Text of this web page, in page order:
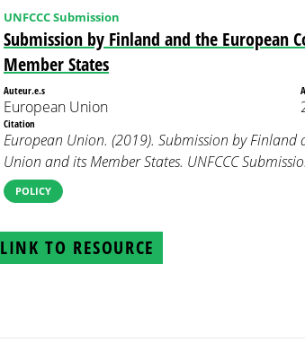
Submission by Finland and the European
Member States
UNFCCC Submission
Auteur.e.s
European Union
Citation
European Union. (2019). Submission by
Union and its Member States. UNFCCC
POLICY
LINK TO RESOURCE